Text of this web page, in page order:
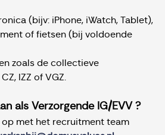
(bijv: iPhone, iWatch, Tablet),
of fietsen (bij voldoende
zoals de collectieve
IZZ of VGZ.
als Verzorgende IG/EVV ?
op met het recruitment team